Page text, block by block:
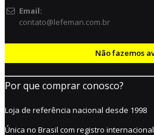
Email:
contato@lefeman.com.br
Não fazemos
Por que comprar conosco?
Loja de referência nacional desde 1998
Única no Brasil com registro internacional